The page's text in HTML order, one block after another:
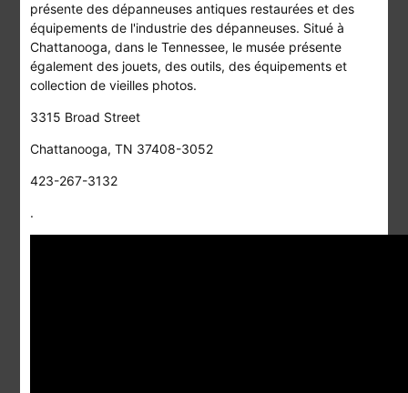
présente des dépanneuses antiques restaurées et des
équipements de l'industrie des dépanneuses. Situé à
Chattanooga, dans le Tennessee, le musée présente
également des jouets, des outils, des équipements et
collection de vieilles photos.
3315 Broad Street
Chattanooga, TN 37408-3052
423-267-3132
.